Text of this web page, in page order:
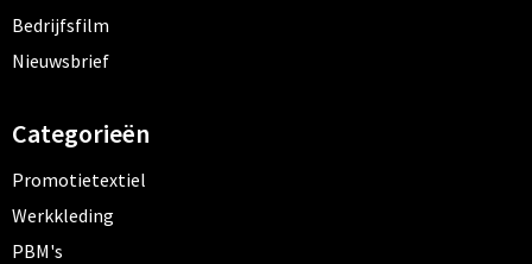
Bedrijfsfilm
Nieuwsbrief
Categorieën
Promotietextiel
Werkkleding
PBM's